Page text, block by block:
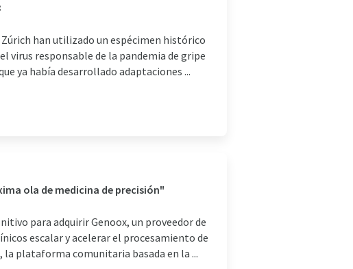
han utilizado un espécimen histórico
virus responsable de la pandemia de gripe
ya había desarrollado adaptaciones ...
ola de medicina de precisión"
para adquirir Genoox, un proveedor de
escalar y acelerar el procesamiento de
la plataforma comunitaria basada en la ...